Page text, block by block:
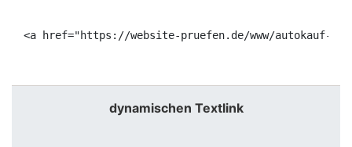
<a href="https://website-pruefen.de/www/autokauf-
dynamischen Textlink